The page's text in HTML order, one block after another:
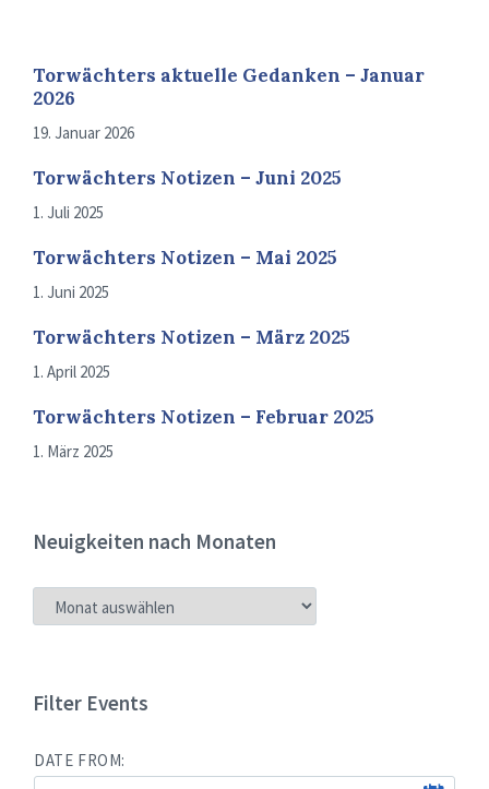
Torwächters aktuelle Gedanken – Januar
2026
19. Januar 2026
Torwächters Notizen – Juni 2025
1. Juli 2025
Torwächters Notizen – Mai 2025
1. Juni 2025
Torwächters Notizen – März 2025
1. April 2025
Torwächters Notizen – Februar 2025
1. März 2025
Neuigkeiten nach Monaten
NEUIGKEITEN
NACH
Filter Events
DATE FROM: